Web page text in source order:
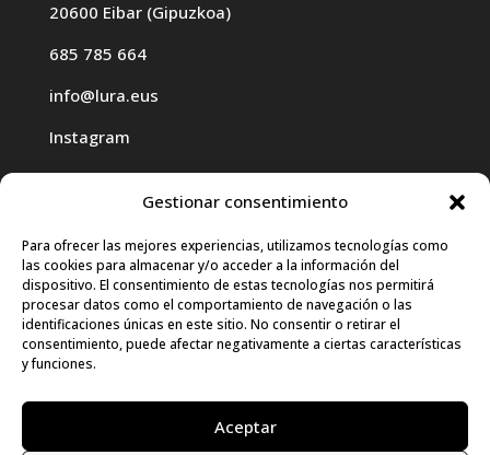
Gestionar consentimiento
Para ofrecer las mejores experiencias, utilizamos tecnologías como
las cookies para almacenar y/o acceder a la información del
dispositivo. El consentimiento de estas tecnologías nos permitirá
procesar datos como el comportamiento de navegación o las
identificaciones únicas en este sitio. No consentir o retirar el
consentimiento, puede afectar negativamente a ciertas características
y funciones.
Aceptar
20600 Eibar (Gipuzkoa)
685 785 664
info@lura.eus
Instagram
Haz clic para aceptar cookies de
marketing y permitir este contenido